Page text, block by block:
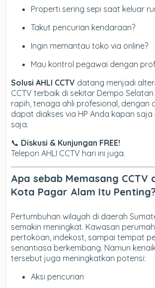
Properti sering sepi saat keluar
Takut pencurian kendaraan?
Ingin memantau toko via online?
Mau kontrol pegawai dengan
Solusi AHLI CCTV datang menjadi
CCTV terbaik di sekitar Dempo
rapih, tenaga ahli profesional, dengan
dapat diakses via HP Anda kapan
saja.
📞 Diskusi & Kunjungan FREE!
Telepon AHLI CCTV hari ini juga.
Apa sebab Memasang CCTV
Kota Pagar Alam Itu
Pertumbuhan wilayah di daerah
semakin meningkat. Kawasan
pertokoan, indekost, sampai tempat
senantiasa berkembang. Namun
tersebut juga meningkatkan potensi:
Aksi pencurian